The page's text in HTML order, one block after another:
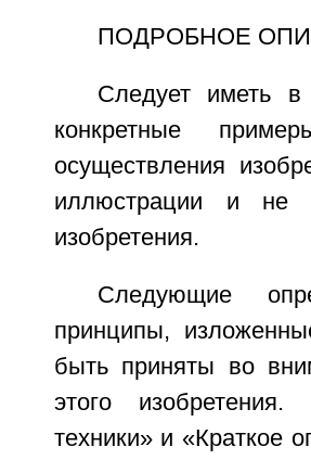
ПОДРОБНОЕ
Следует иметь
конкретные
осуществления
иллюстрации и не
изобретения.
Следующие
принципы,
быть приняты во
этого
техники» и «Краткое